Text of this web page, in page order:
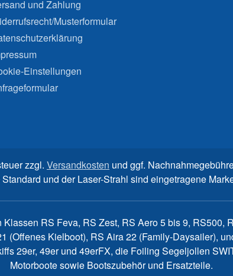
und Zahlung
Musterformular
Einstellungen
zzgl. Versandkosten und ggf.
und der Laser-Strahl sind eingetragene
RS Feva, RS Zest, RS Aero 5 bis 9, RS500,
(Offenes Kielboot), RS Aira 22 (Family-Daysailer),
29er, 49er und 49erFX, die Foiling Segeljollen
Motorboote sowie Bootszubehör und Ersatzteile.